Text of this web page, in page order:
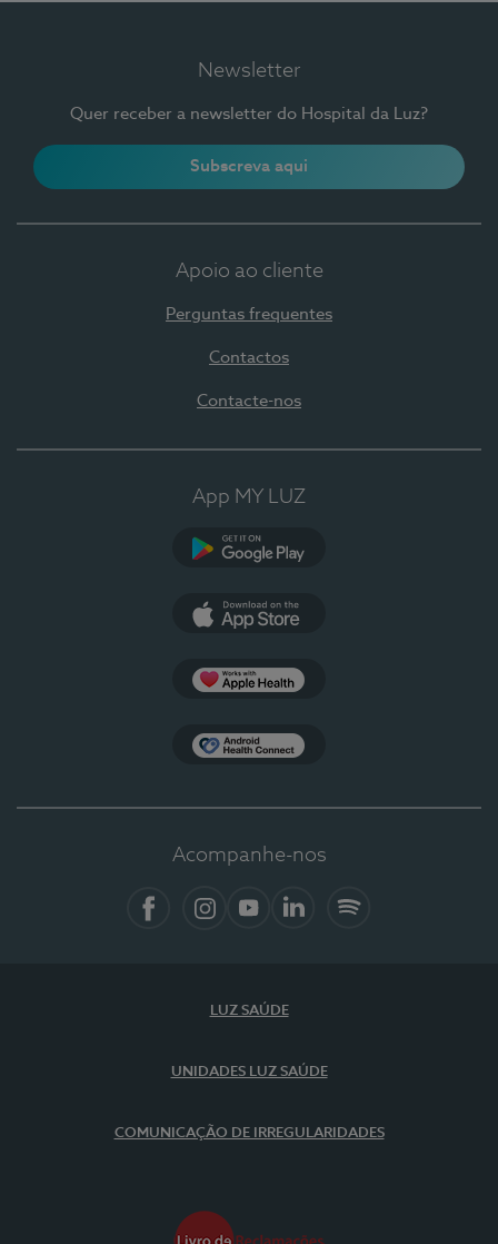
Newsletter
Quer receber a newsletter do Hospital da Luz?
Subscreva aqui
Apoio ao cliente
Perguntas frequentes
Contactos
Contacte-nos
App MY LUZ
Acompanhe-nos
LUZ SAÚDE
UNIDADES LUZ SAÚDE
COMUNICAÇÃO DE IRREGULARIDADES